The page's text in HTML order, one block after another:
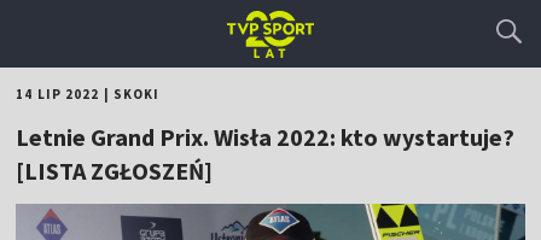
14 LIP 2022 SKOKI
Letnie Grand Prix. Wisła 2022: kto wystartuje?
[LISTA ZGŁOSZEŃ]